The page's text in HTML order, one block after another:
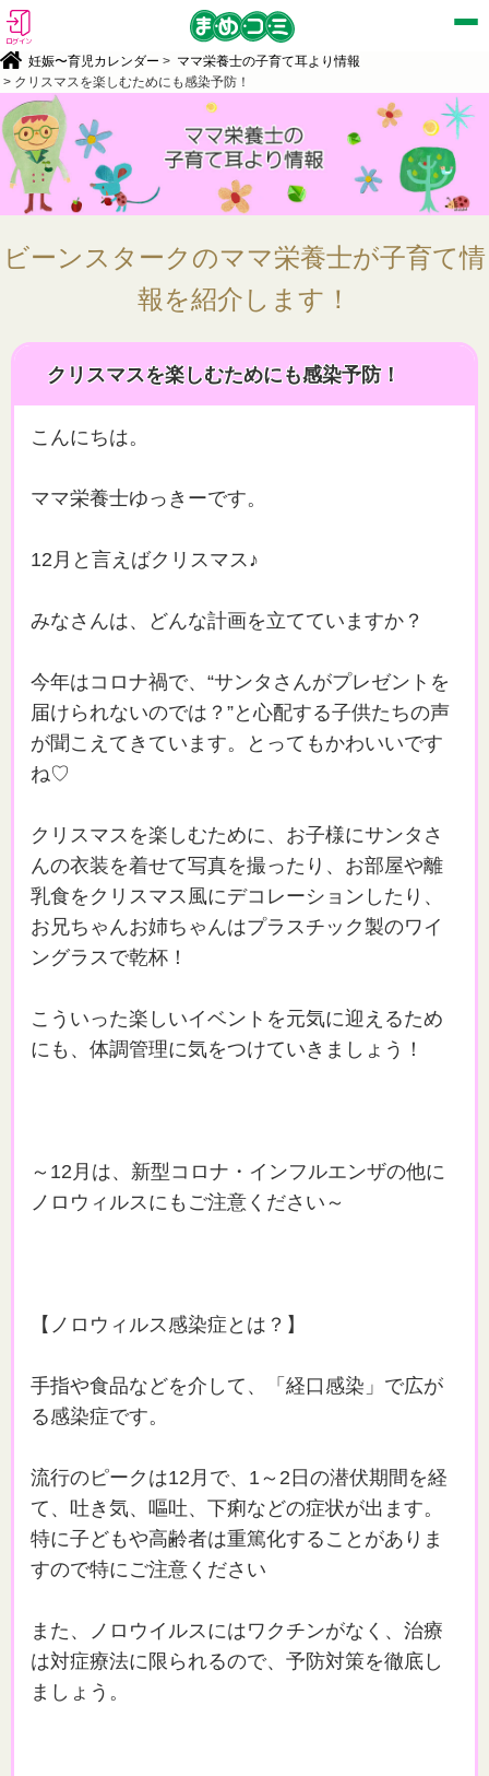
ログイン
妊娠〜育児カレンダー > ママ栄養士の子育て耳より情報
> クリスマスを楽しむためにも感染予防！
ビーンスタークのママ栄養士が子育て情
報を紹介します！
クリスマスを楽しむためにも感染予防！
こんにちは。
ママ栄養士ゆっきーです。
12月と言えばクリスマス♪
みなさんは、どんな計画を立てていますか？
今年はコロナ禍で、“サンタさんがプレゼントを
届けられないのでは？”と心配する子供たちの声
が聞こえてきています。とってもかわいいです
ね♡
クリスマスを楽しむために、お子様にサンタさ
んの衣装を着せて写真を撮ったり、お部屋や離
乳食をクリスマス風にデコレーションしたり、
お兄ちゃんお姉ちゃんはプラスチック製のワイ
ングラスで乾杯！
こういった楽しいイベントを元気に迎えるため
にも、体調管理に気をつけていきましょう！
～12月は、新型コロナ・インフルエンザの他に
ノロウィルスにもご注意ください～
【ノロウィルス感染症とは？】
手指や食品などを介して、「経口感染」で広が
る感染症です。
流行のピークは12月で、1～2日の潜伏期間を経
て、吐き気、嘔吐、下痢などの症状が出ます。
特に子どもや高齢者は重篤化することがありま
すので特にご注意ください
また、ノロウイルスにはワクチンがなく、治療
は対症療法に限られるので、予防対策を徹底し
ましょう。